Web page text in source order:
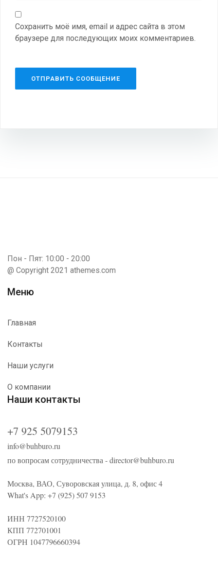
Сохранить моё имя, email и адрес сайта в этом
браузере для последующих моих комментариев.
Пон - Пят: 10:00 - 20:00
@ Copyright 2021 athemes.com
Меню
Главная
Контакты
Наши услуги
О компании
Наши контакты
+7 925 5079153
info@buhburo.ru
по вопросам сотрудничества -director@buhburo.ru
Москва, ВАО, Суворовская улица, д. 8, офис 4
What's App: +7 (925) 507 9153
ИНН 7727520100
КПП 772701001
ОГРН 1047796660394